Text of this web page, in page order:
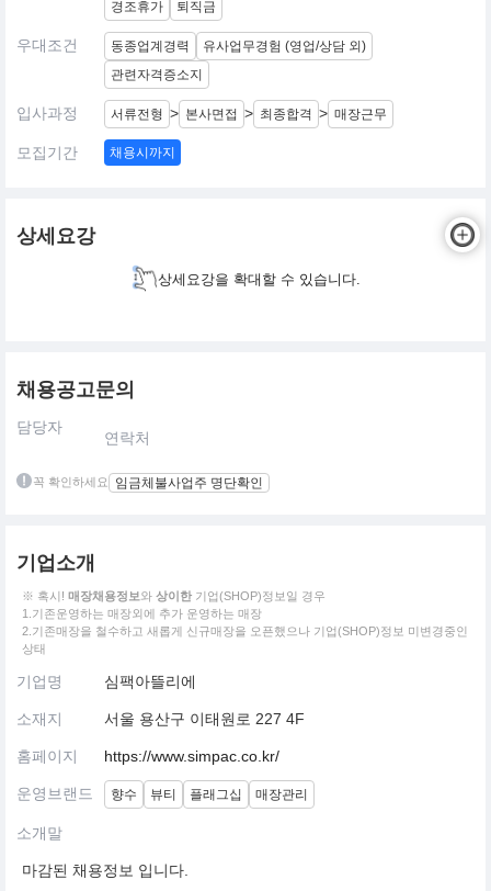
경조휴가
퇴직금
우대조건 동종업계경력
유사업무경험 (영업/상담 외)
관련자격증소지
입사과정 서류전형 > 본사면접 > 최종합격 > 매장근무
모집기간 채용시까지
상세요강
상세요강을 확대할 수 있습니다.
채용공고문의
담당자
연락처
꼭 확인하세요 임금체불사업주 명단확인
기업소개
※ 혹시! 매장채용정보와 상이한 기업(SHOP)정보일 경우
1.기존운영하는 매장외에 추가 운영하는 매장
2.기존매장을 철수하고 새롭게 신규매장을 오픈했으나 기업(SHOP)정보 미변경중인
상태
기업명 심팩아뜰리에
소재지 서울 용산구 이태원로 227 4F
홈페이지 https://www.simpac.co.kr/
운영브랜드 향수 뷰티 플래그십 매장관리
소개말
마감된 채용정보 입니다.